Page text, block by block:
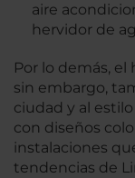
aire
hervidor de
Por lo demás,
sin embargo,
ciudad y al
con diseños
instalaciones
tendencias de